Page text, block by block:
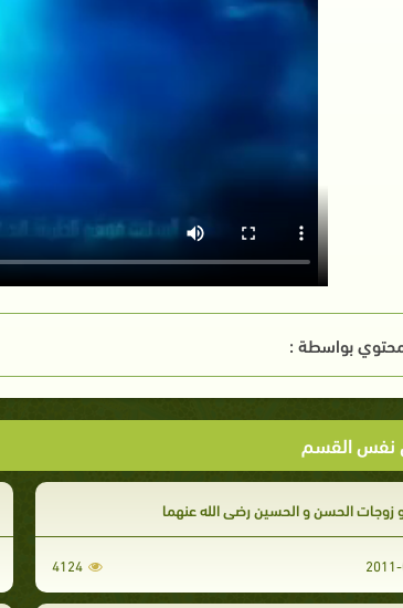
بواسطة :
نفس القسم
زوجات الحسن و الحسين رضي الله عنهما
4124